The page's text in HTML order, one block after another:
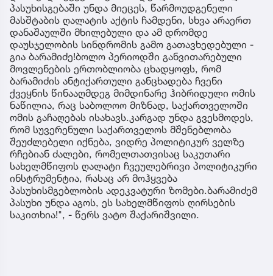
პასუხისგებაში უნდა მიეცეს, წარმოუდგენელი
მასშტაბის ღალატის აქტის ჩამდენი, სხვა არაერთ
დანაშაულში მხილებული და ამ დრომდე
დაუსჯელობის სინდრომის გამო გათავხედებული -
გია ბარამიძე!ბოლო პერიოდში განვითარებული
მოვლენების ერთობლიობა ცხადყოფს, რომ
ბარამიძის ანტიქართული განცხადება ჩვენი
ქვეყნის წინააღმდეგ მიმდინარე ჰიბრიდული ომის
ნაწილია, რაც საბოლოო მიზნად, საქართველოში
ომის გაჩაღებას ისახავს.კარგად უნდა გვესმოდეს,
რომ სუვერენული საქართველოს მშენებლობა
შეუძლებელი იქნება, ვიდრე პოლიტიკურ ველზე
რჩებიან ძალები, რომელთათვისაც საკუთარი
სახელმწიფოს ღალატი ჩვეულებრივი პოლიტიკური
ინსტრუმენტია, რასაც არ მოჰყვება
პასუხისმგებლობის ადეკვატური ზომები.ბარამიძემ
პასუხი უნდა აგოს, ეს სახელმწიფოს ღირსების
საკითხია!", - წერს ვატო შაქარიშვილი.